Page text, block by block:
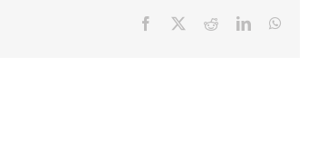
Facebook RedditLinkedIn